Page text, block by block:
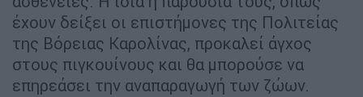
έχουν δείξει οι επιστήμονες της Πολιτείας
της Βόρειας Καρολίνας, προκαλεί άγχος
στους πιγκουίνους και θα μπορούσε να
επηρεάσει την αναπαραγωγή των ζώων.